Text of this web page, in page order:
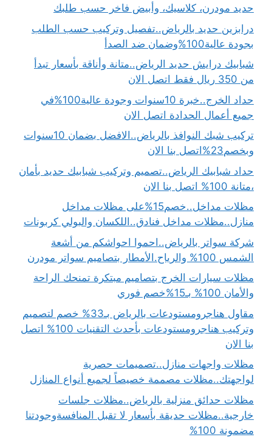
حديد مودرن، كلاسيك، وأبيض فاخر حسب طلبك
درابزين حديد بالرياض..تفصيل وتركيب حسب الطلب
بجودة عالية100%وضمان ضد الصدأ
شبابيك درايش حديد الرياض..متانة وأناقة بأسعار تبدأ
من 350 ريال فقط اتصل الان
حداد الخرج..خبرة 10سنوات وجودة عالية100%في
جميع أعمال الحدادة اتصل الان
تركيب شبك النوافذ بالرياض..الافضل بضمان 10سنوات
وبخصم23%اتصل بنا الان
حداد شبابيك الرياض..تصميم وتركيب شبابيك حديد بأمان
،متانة 100% اتصل بنا الان
مظلات مداخل..خصم15%على مظلات مداخل
منازل..مظلات مداخل فنادق..اللكسان والبولي كربونات
شركة سواتر بالرياض..احموا احواشكم من أشعة
الشمس 100% والرياح.الأمطار بتصاميم سواتر مودرن
مظلات سيارات الخرج بتصاميم مبتكرة تمنحك الراحة
والأمان 100% بـ15%خصم فوري
مقاول هناجرومستودعات بالرياض بـ33% خصم لتصميم
وتركيب هناجرومستودعات بأحدث التقنيات 100% اتصل
بنا الان
مظلات واجهات منازل..تصميمات حصرية
لواجهتك..مظلات مصممة خصيصاً لجميع أنواع المنازل
مظلات حدائق منزلية بالرياض..مظلات جلسات
خارجية..مظلات حديقة بأسعار لا تقبل المنافسةوجودتنا
مضمونة 100%